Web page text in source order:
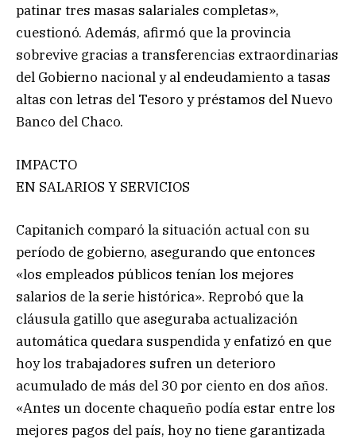
patinar tres masas salariales completas»,
cuestionó. Además, afirmó que la provincia
sobrevive gracias a transferencias extraordinarias
del Gobierno nacional y al endeudamiento a tasas
altas con letras del Tesoro y préstamos del Nuevo
Banco del Chaco.
IMPACTO
EN SALARIOS Y SERVICIOS
Capitanich comparó la situación actual con su
período de gobierno, asegurando que entonces
«los empleados públicos tenían los mejores
salarios de la serie histórica». Reprobó que la
cláusula gatillo que aseguraba actualización
automática quedara suspendida y enfatizó en que
hoy los trabajadores sufren un deterioro
acumulado de más del 30 por ciento en dos años.
«Antes un docente chaqueño podía estar entre los
mejores pagos del país, hoy no tiene garantizada